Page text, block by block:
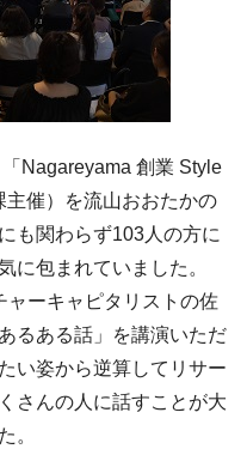
Nagareyama 創業 Style
催）を流山おおたかの
も関わらず103人の方に
に包まれていました。
ーキャピタリストの佐
るある話」を講演いただ
い姿から逆算してリサー
さんの人に話すことが大
。